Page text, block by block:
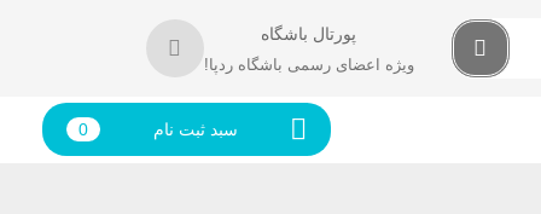
پورتال باشگاه
ویژه اعضای رسمی باشگاه ردپا!
سبد ثبت نام 0